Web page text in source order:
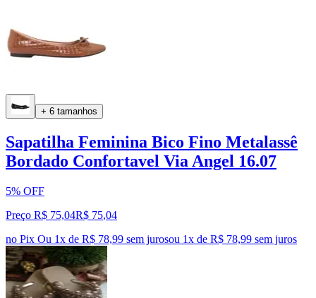
+ 6 tamanhos
Sapatilha Feminina Bico Fino Metalassê
Bordado Confortavel Via Angel 16.07
5% OFF
Preço R$ 75,04R$ 75,04
no Pix Ou 1x de R$ 78,99 sem jurosou 1x de R$ 78,99 sem juros